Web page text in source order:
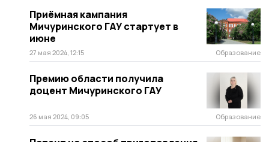
Приёмная кампания
Мичуринского ГАУ стартует в
июне
27 мая 2024, 12:15 Образование
Премию области получила
доцент Мичуринского ГАУ
26 мая 2024, 09:05 Образование